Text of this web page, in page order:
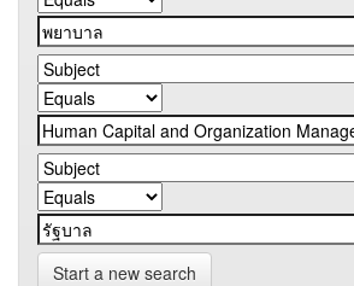
Start a new search